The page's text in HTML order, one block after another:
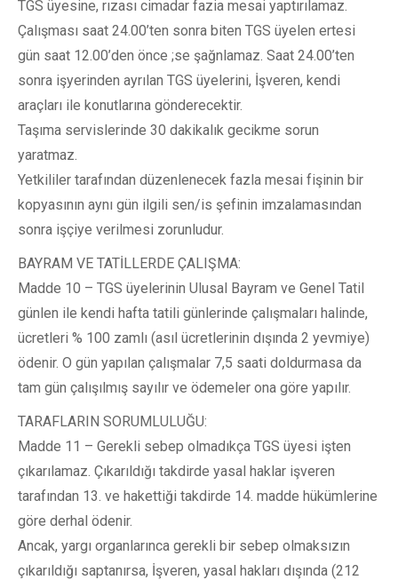
TGS üyesine, rızası cimadar fazia mesai yaptırılamaz.
Çalışması saat 24.00’ten sonra biten TGS üyelen ertesi
gün saat 12.00’den önce ;se şağnlamaz. Saat 24.00’ten
sonra işyerinden ayrılan TGS üyelerini, İşveren, kendi
araçları ile konutlarına gönderecektir.
Taşıma servislerinde 30 dakikalık gecikme sorun
yaratmaz.
Yetkililer tarafından düzenlenecek fazla mesai fişinin bir
kopyasının aynı gün ilgili sen/is şefinin imzalamasından
sonra işçiye verilmesi zorunludur.
BAYRAM VE TATİLLERDE ÇALIŞMA:
Madde 10 – TGS üyelerinin Ulusal Bayram ve Genel Tatil
günlen ile kendi hafta tatili günlerinde çalışmaları halinde,
ücretleri % 100 zamlı (asıl ücretlerinin dışında 2 yevmiye)
ödenir. O gün yapılan çalışmalar 7,5 saati doldurmasa da
tam gün çalışılmış sayılır ve ödemeler ona göre yapılır.
TARAFLARIN SORUMLULUĞU:
Madde 11 – Gerekli sebep olmadıkça TGS üyesi işten
çıkarılamaz. Çıkarıldığı takdirde yasal haklar işveren
tarafından 13. ve hakettiği takdirde 14. madde hükümlerine
göre derhal ödenir.
Ancak, yargı organlarınca gerekli bir sebep olmaksızın
çıkarıldığı saptanırsa, İşveren, yasal hakları dışında (212